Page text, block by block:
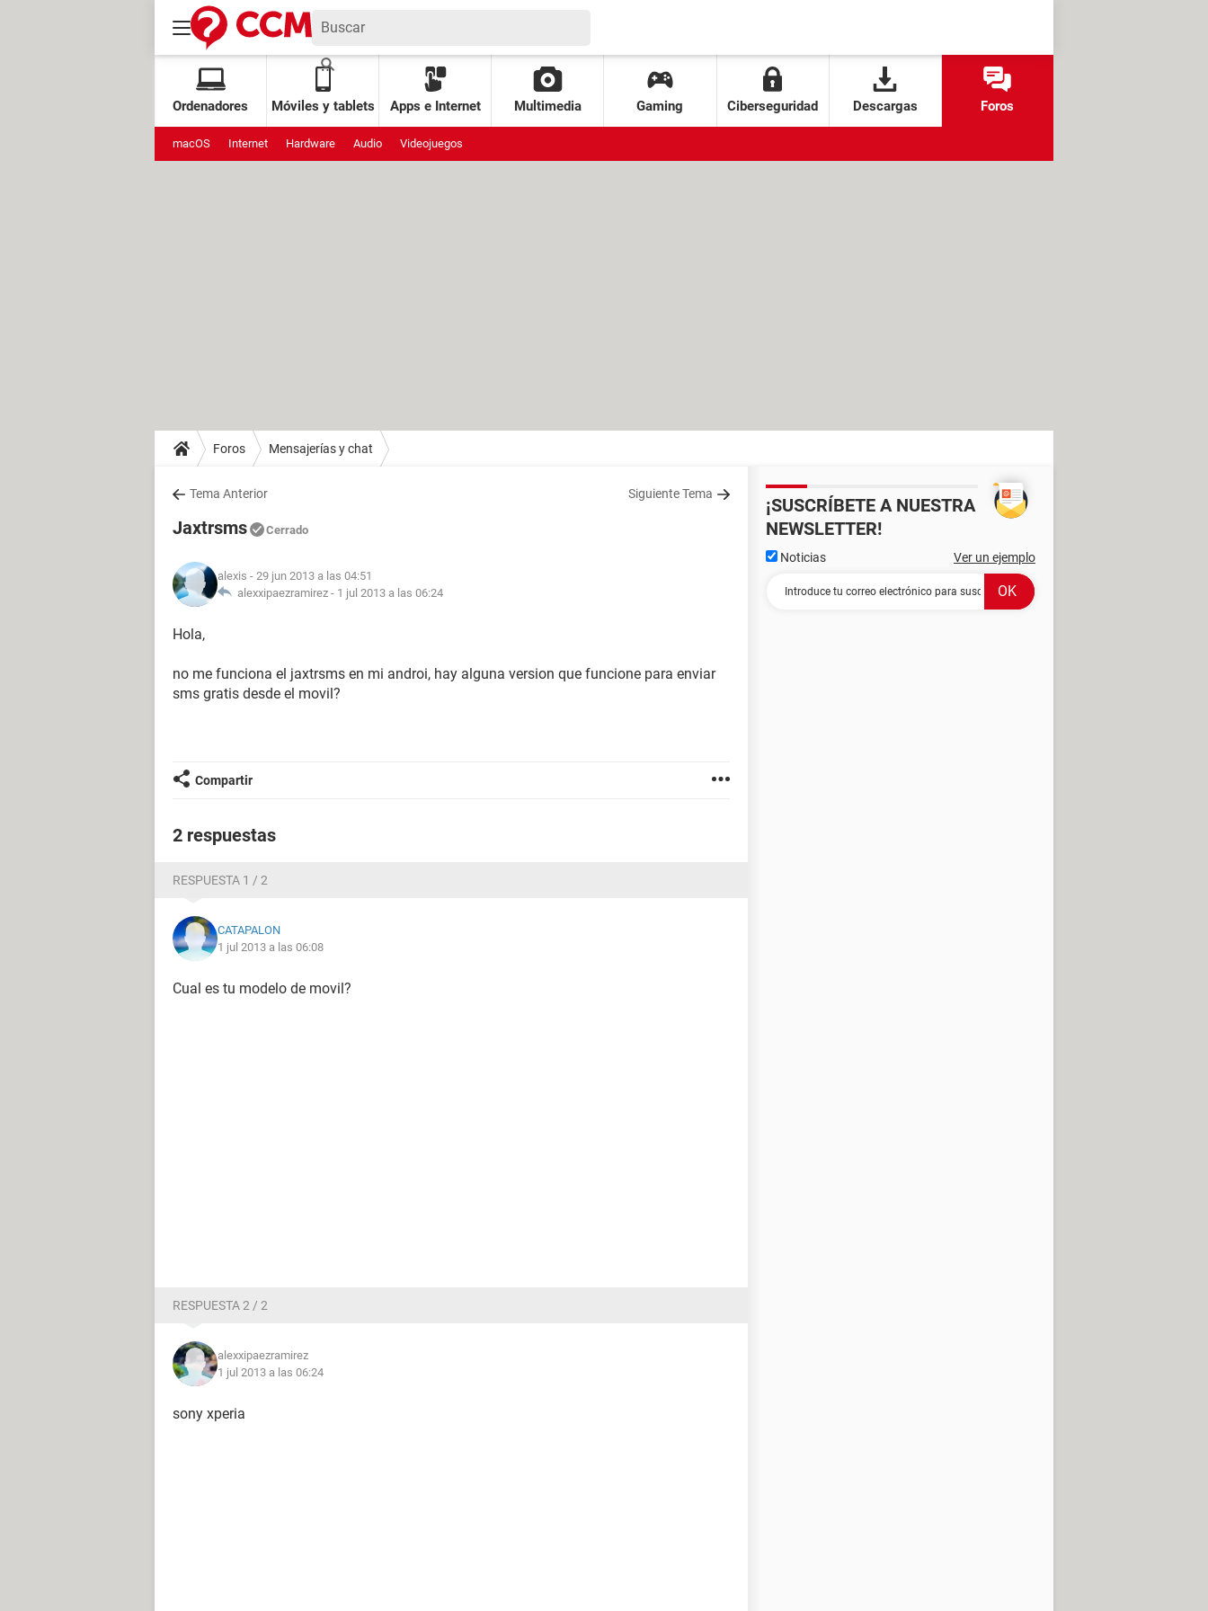
Ordenadores Móviles y tablets Apps e Internet Multimedia Gaming Ciberseguridad Descargas Foros
macOS Internet Hardware Audio Videojuegos
Foros Mensajerías y chat
Tema Anterior Siguiente Tema
Jaxtrsms Cerrado
alexis - 29 jun 2013 a las 04:51
alexxipaezramirez - 1 jul 2013 a las 06:24
Hola,
no me funciona el jaxtrsms en mi androi, hay alguna version que funcione para enviar
sms gratis desde el movil?
Compartir
2 respuestas
RESPUESTA 1 / 2
CATAPALON
1 jul 2013 a las 06:08
Cual es tu modelo de movil?
RESPUESTA 2 / 2
alexxipaezramirez
1 jul 2013 a las 06:24
sony xperia
¡SUSCRÍBETE A NUESTRA
NEWSLETTER!
Noticias Ver un ejemplo